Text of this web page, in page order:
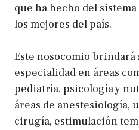
que ha hecho del
los mejores del país.
Este nosocomio brindará
especialidad en áreas
pediatría, psicología y
áreas de anestesiología,
cirugía, estimulación